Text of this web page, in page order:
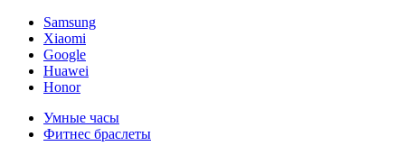
Samsung
Xiaomi
Google
Huawei
Honor
Умные часы
Фитнес браслеты